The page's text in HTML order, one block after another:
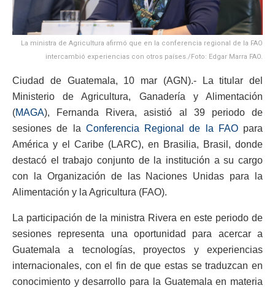
La ministra de Agricultura afirmó que en la conferencia regional de la FAO
intercambió experiencias con otros países./Foto: Edgar Marra FAO.
Ciudad de Guatemala, 10 mar (AGN).- La titular del
Ministerio de Agricultura, Ganadería y Alimentación
(MAGA), Fernanda Rivera, asistió al 39 periodo de
sesiones de la Conferencia Regional de la FAOpara
América y el Caribe (LARC), en Brasilia, Brasil, donde
destacó el trabajo conjunto de la institución a su cargo
con la Organización de las Naciones Unidas para la
Alimentación y la Agricultura (FAO).
La participación de la ministra Rivera en este periodo de
sesiones representa una oportunidad para acercar a
Guatemala a tecnologías, proyectos y experiencias
internacionales, con el fin de que estas se traduzcan en
conocimiento y desarrollo para la Guatemala en materia